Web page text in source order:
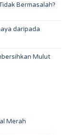
Bermasalah?
daripada
Mulut
Merah